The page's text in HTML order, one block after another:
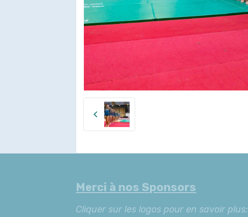
Merci à nos Sponsors
Cliquer sur les logos pour en savoir plus: